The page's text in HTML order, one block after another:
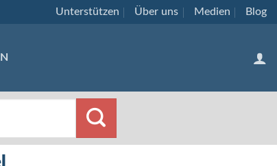
Unterstützen Über uns Medien Blog